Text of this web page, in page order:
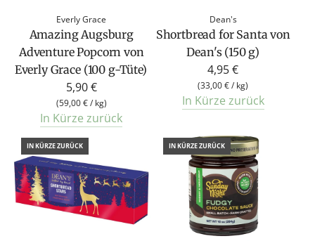
Everly Grace
Amazing Augsburg
Adventure Popcorn von
Everly Grace (100 g-Tüte)
5,90 €
(59,00 €/ kg)
In Kürze zurück
Dean's
Shortbread for Santa von
Dean's (150 g)
4,95 €
(33,00 €/ kg)
In Kürze zurück
IN KÜRZE ZURÜCK IN KÜRZE ZURÜCK